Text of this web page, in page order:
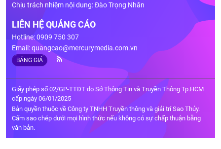
Chịu trách nhiệm nội dung: Đào Trọng Nhân
LIÊN HỆ QUẢNG CÁO
Hotline: 0909 750 307
Email:quangcao@mercurymedia.com.vn
BẢNG GIÁ
Giấy phép số 02/GP-TTĐT do Sở Thông Tin và Truyền Thông Tp.HCM
cấp ngày 06/01/2025
Bản quyền thuộc về Công ty TNHH Truyền thông và giải trí Sao Thủy.
Cấm sao chép dưới mọi hình thức nếu không có sự chấp thuận bằng
văn bản.